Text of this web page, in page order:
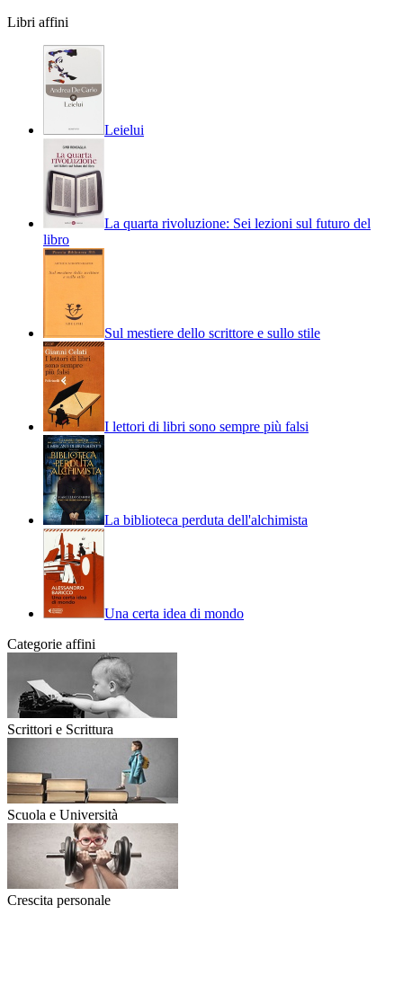
Libri affini
Leielui
La quarta rivoluzione: Sei lezioni sul futuro del
libro
Sul mestiere dello scrittore e sullo stile
I lettori di libri sono sempre più falsi
La biblioteca perduta dell'alchimista
Una certa idea di mondo
Categorie affini
Scrittori e Scrittura
Scuola e Università
Crescita personale